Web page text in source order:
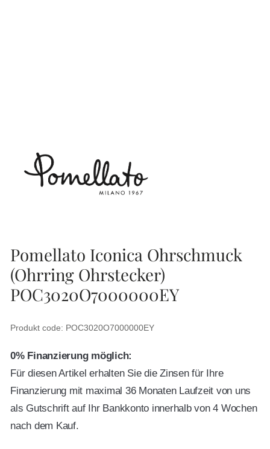
Pomellato Iconica Ohrschmuck
(Ohrring Ohrstecker)
POC3020O7000000EY
Produkt code: POC3020O7000000EY
0% Finanzierung möglich:
Für diesen Artikel erhalten Sie die Zinsen für Ihre
Finanzierung mit maximal 36 Monaten Laufzeit von uns
als Gutschrift auf Ihr Bankkonto innerhalb von 4 Wochen
nach dem Kauf.